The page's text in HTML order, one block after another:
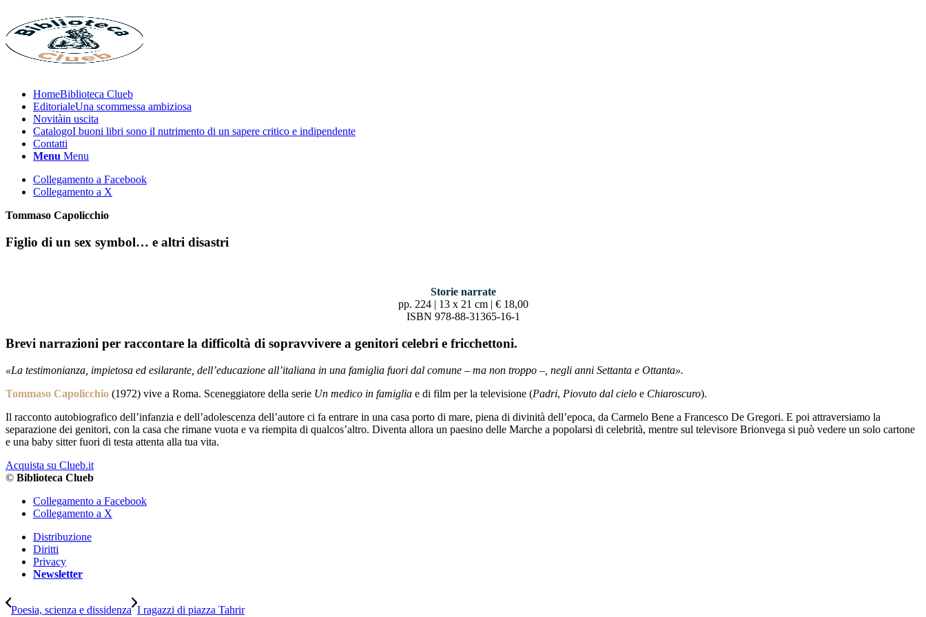
HomeBiblioteca Clueb
EditorialeUna scommessa ambiziosa
Novitàin uscita
CatalogoI buoni libri sono il nutrimento di un sapere critico e indipendente
Contatti
Menu Menu
Collegamento a Facebook
Collegamento a X
Tommaso Capolicchio
Figlio di un sex symbol… e altri disastri
Storie narrate
pp. 224 | 13 x 21 cm | € 18,00
ISBN 978-88-31365-16-1
Brevi narrazioni per raccontare la difficoltà di sopravvivere a genitori celebri e fricchettoni.
«La testimonianza, impietosa ed esilarante, dell’educazione all’italiana in una famiglia fuori dal comune – ma non troppo –, negli anni Settanta e Ottanta».
Tommaso Capolicchio (1972) vive a Roma. Sceneggiatore della serie Un medico in famiglia e di film per la televisione (Padri, Piovuto dal cielo e Chiaroscuro).
Il racconto autobiografico dell’infanzia e dell’adolescenza dell’autore ci fa entrare in una casa porto di mare, piena di divinità dell’epoca, da Carmelo Bene a Francesco De Gregori. E poi attraversiamo la
separazione dei genitori, con la casa che rimane vuota e va riempita di qualcos’altro. Diventa allora un paesino delle Marche a popolarsi di celebrità, mentre sul televisore Brionvega si può vedere un solo cartone
e una baby sitter fuori di testa attenta alla tua vita.
Acquista su Clueb.it
© Biblioteca Clueb
Collegamento a Facebook
Collegamento a X
Distribuzione
Diritti
Privacy
Newsletter
Poesia, scienza e dissidenza I ragazzi di piazza Tahrir